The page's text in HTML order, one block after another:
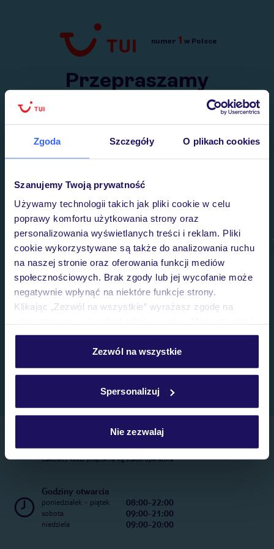
Zgoda Szczegóły O plikach cookies
Szanujemy Twoją prywatność
Używamy technologii takich jak pliki cookie w celu
poprawy komfortu użytkowania strony oraz
personalizowania wyświetlanych treści i reklam. Pliki
cookie wykorzystywane są także do analizowania ruchu
na naszej stronie oraz oferowania funkcji mediów
społecznościowych. Brak zgody lub jej wycofanie może
negatywnie wpłynąć na niektóre funkcje strony.
Klikając „Zezwól na wszystkie” wyrażasz zgodę na
personalizować swój wybór wchodząc w zakładkę
Szczegółowe informacje o plikach cookie znajdziesz
Zezwól na wszystkie
Spersonalizuj
Nie zezwalaj
Przejdź do TUI.pl
numer 1 w Polsce
Przepraszamy
Wysłaliśmy nasz serwis na krótkie wakacje.
Telefoniczne Centrum Rezerwacji
22 270 31 20
Całkowity koszt połączenia wg stawki operatora
Godziny otwarcia
poniedziałek - piątek 08:00-22:00
sobota 09:00-21:00
niedziela 09:00-20:00